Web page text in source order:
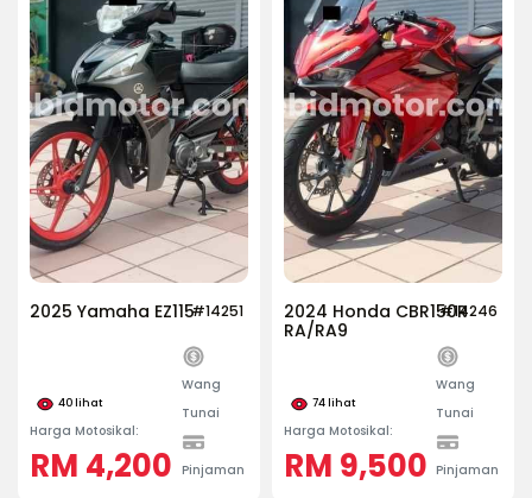
#14251
2025 Yamaha EZ115
40lihat
Harga Motosikal:
RM 4,200
Wang
Tunai
Pinjaman
#14246
2024 Honda CBR150R
RA/RA9
74lihat
Harga Motosikal:
RM 9,500
Wang
Tunai
Pinjaman